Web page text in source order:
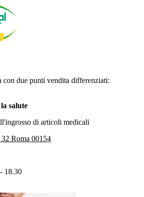
con due punti vendita differenziati:
salute
di articoli medicali
Roma 00154
18.30